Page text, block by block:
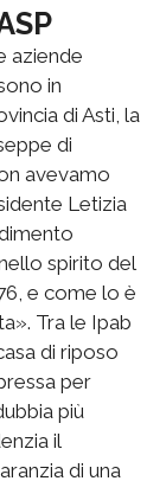
aziende
in
di Asti, la
di
avevamo
Letizia
spirito del
e come lo è
Tra le Ipab
di riposo
per
più
il
di una